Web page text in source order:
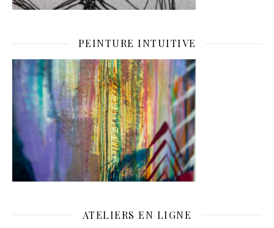
PEINTURE INTUITIVE
ATELIERS EN LIGNE